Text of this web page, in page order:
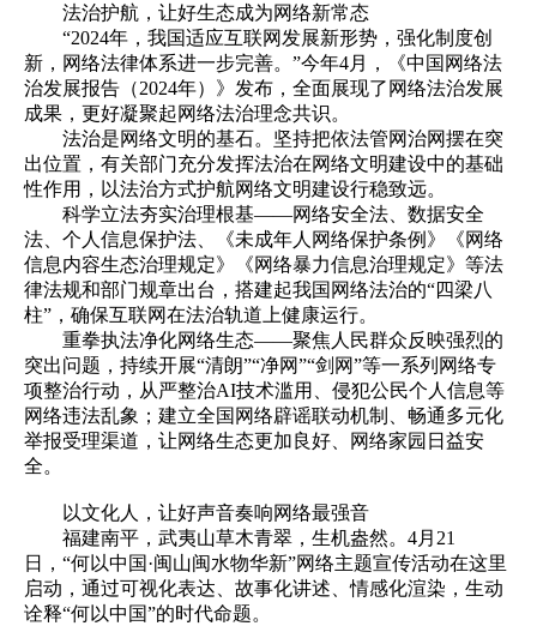
法治护航，让好生态成为网络新常态
“2024年，我国适应互联网发展新形势，强化制度创
新，网络法律体系进一步完善。”今年4月，《中国网络法
治发展报告（2024年）》发布，全面展现了网络法治发展
成果，更好凝聚起网络法治理念共识。
法治是网络文明的基石。坚持把依法管网治网摆在突
出位置，有关部门充分发挥法治在网络文明建设中的基础
性作用，以法治方式护航网络文明建设行稳致远。
科学立法夯实治理根基——网络安全法、数据安全
法、个人信息保护法、《未成年人网络保护条例》《网络
信息内容生态治理规定》《网络暴力信息治理规定》等法
律法规和部门规章出台，搭建起我国网络法治的“四梁八
柱”，确保互联网在法治轨道上健康运行。
重拳执法净化网络生态——聚焦人民群众反映强烈的
突出问题，持续开展“清朗”“净网”“剑网”等一系列网络专
项整治行动，从严整治AI技术滥用、侵犯公民个人信息等
网络违法乱象；建立全国网络辟谣联动机制、畅通多元化
举报受理渠道，让网络生态更加良好、网络家园日益安
全。
以文化人，让好声音奏响网络最强音
福建南平，武夷山草木青翠，生机盎然。4月21
日，“何以中国·闽山闽水物华新”网络主题宣传活动在这里
启动，通过可视化表达、故事化讲述、情感化渲染，生动
诠释“何以中国”的时代命题。